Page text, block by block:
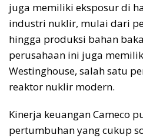
juga memiliki eksposur di
industri nuklir, mulai dari
hingga produksi bahan
perusahaan ini juga
Westinghouse, salah satu
reaktor nuklir modern.
Kinerja keuangan Cameco
pertumbuhan yang cukup